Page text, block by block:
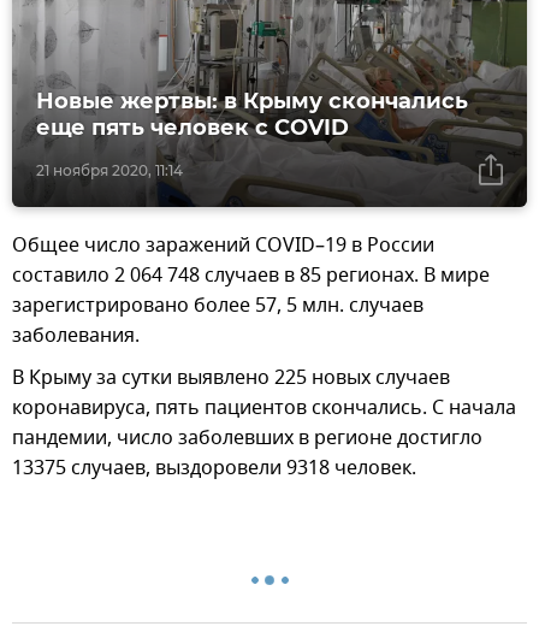
21 ноября 2020, 11:14
Новые жертвы: в Крыму скончались
еще пять человек с COVID
Общее число заражений COVID–19 в России
составило 2 064 748 случаев в 85 регионах. В мире
зарегистрировано более 57, 5 млн. случаев
заболевания.
В Крыму за сутки выявлено 225 новых случаев
коронавируса, пять пациентов скончались. С начала
пандемии, число заболевших в регионе достигло
13375 случаев, выздоровели 9318 человек.